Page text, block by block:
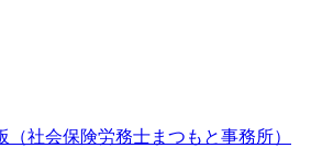
（社会保険労務士まつもと事務所）